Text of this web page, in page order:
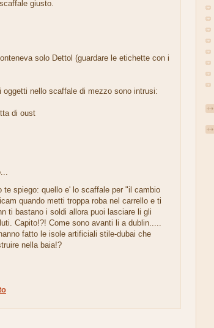
giusto.
solo Dettol (guardare le etichette con i
oggetti nello scaffale di mezzo sono intrusi:
di oust
te spiego: quello e' lo scaffale per "il cambio
quando metti troppa roba nel carrello e ti
ti bastano i soldi allora puoi lasciare li gli
Capito!?! Come sono avanti li a dublin.....
fatto le isole artificiali stile-dubai che
nella baia!?